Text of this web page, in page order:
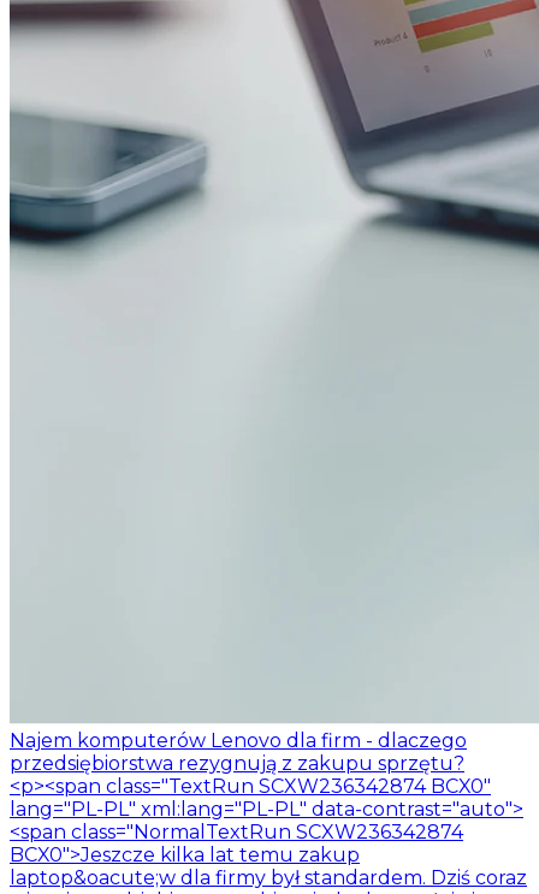
Najem komputerów Lenovo dla firm - dlaczego
przedsiębiorstwa rezygnują z zakupu sprzętu?
<p><span class="TextRun SCXW236342874 BCX0"
lang="PL-PL" xml:lang="PL-PL" data-contrast="auto">
<span class="NormalTextRun SCXW236342874
BCX0">Jeszcze kilka lat temu zakup
laptop&oacute;w dla firmy był standardem. Dziś coraz